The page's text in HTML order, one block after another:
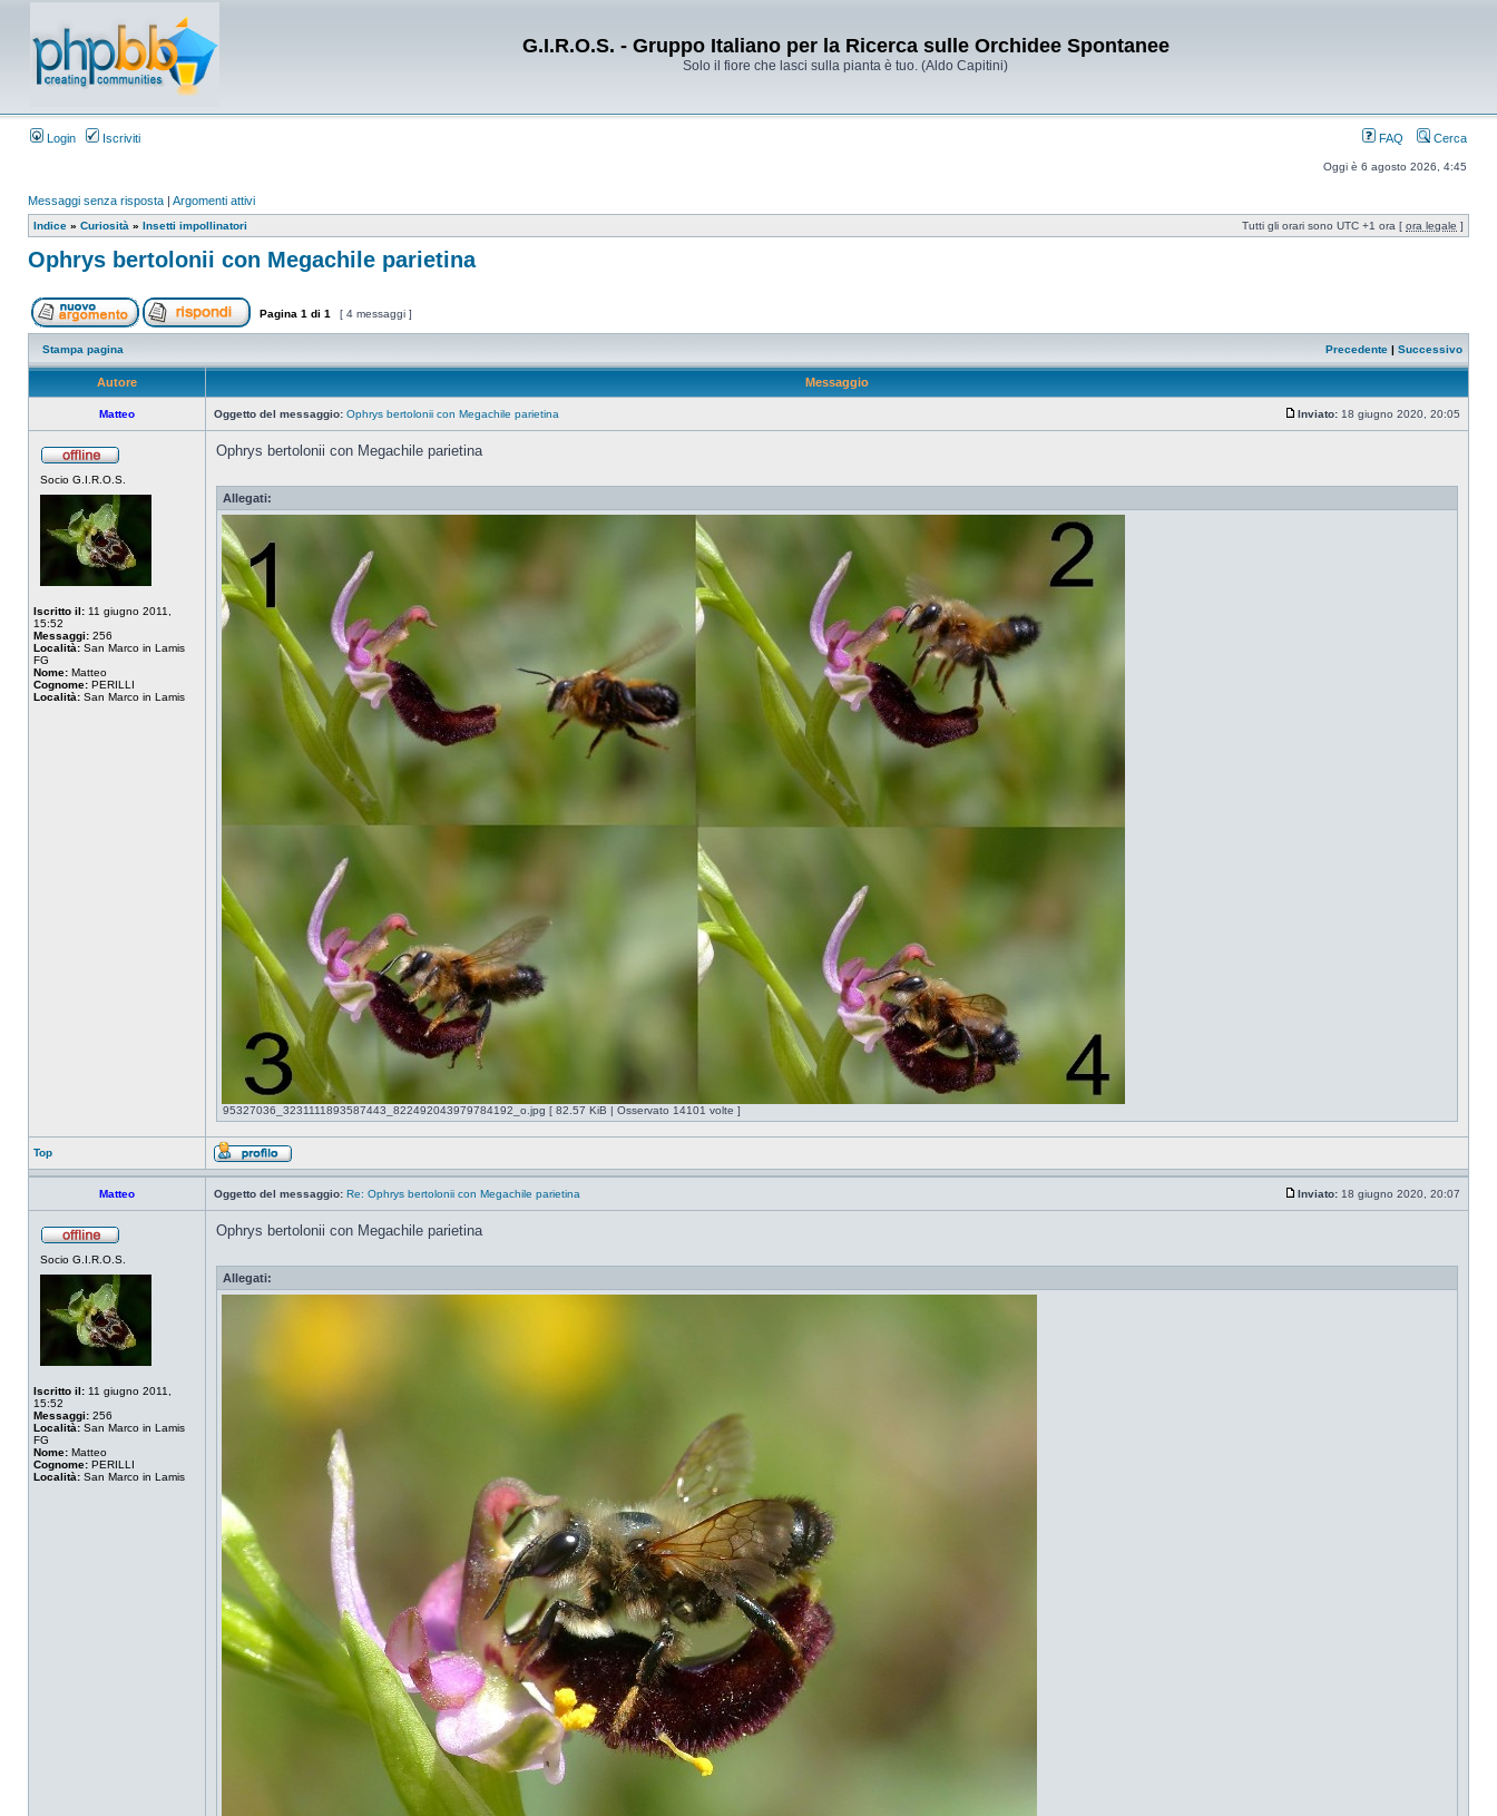
G.I.R.O.S. - Gruppo Italiano per la Ricerca sulle Orchidee Spontanee
Solo il fiore che lasci sulla pianta è tuo. (Aldo Capitini)
Login Iscriviti FAQ Cerca
Oggi è 6 agosto 2026, 4:45
Messaggi senza risposta | Argomenti attivi
Indice » Curiosità » Insetti impollinatori Tutti gli orari sono UTC +1 ora [ ora legale ]
Ophrys bertolonii con Megachile parietina
Pagina 1 di 1 [ 4 messaggi ]
Stampa pagina Precedente | Successivo
Autore Messaggio
Matteo Oggetto del messaggio: Ophrys bertolonii con Megachile parietina Inviato: 18 giugno 2020, 20:05
Socio G.I.R.O.S.
Iscritto il: 11 giugno 2011,
15:52
Messaggi: 256
Località: San Marco in Lamis
FG
Nome: Matteo
Cognome: PERILLI
Località: San Marco in Lamis
Ophrys bertolonii con Megachile parietina
Allegati:
95327036_3231111893587443_822492043979784192_o.jpg [ 82.57 KiB | Osservato 14101 volte ]
Top
Matteo Oggetto del messaggio: Re: Ophrys bertolonii con Megachile parietina Inviato: 18 giugno 2020, 20:07
Socio G.I.R.O.S.
Iscritto il: 11 giugno 2011,
15:52
Messaggi: 256
Località: San Marco in Lamis
FG
Nome: Matteo
Cognome: PERILLI
Località: San Marco in Lamis
Ophrys bertolonii con Megachile parietina
Allegati: